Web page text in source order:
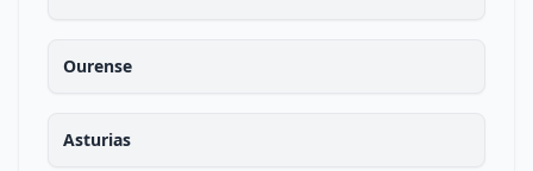
Ourense
Asturias